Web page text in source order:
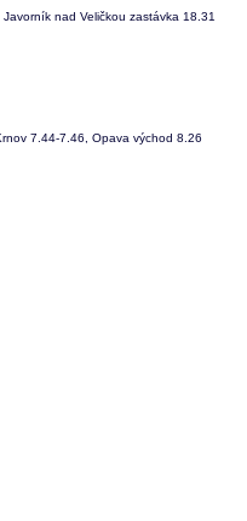
nad Veličkou zastávka 18.31
7.44-7.46, Opava východ 8.26